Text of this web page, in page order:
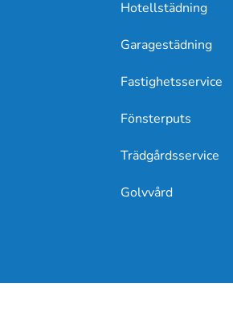
Hotellstädning
Garagestädning
Fastighetsservice
Fönsterputs
Trädgårdsservice
Golvvård